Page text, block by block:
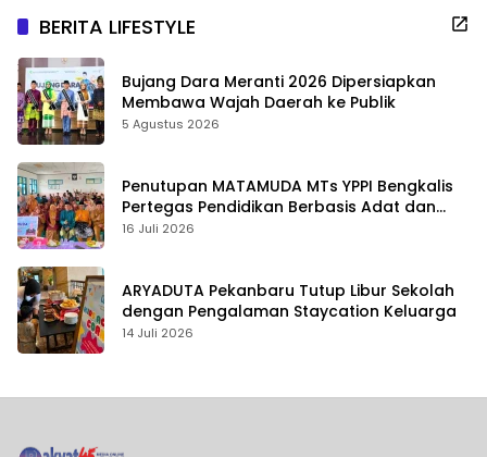
BERITA LIFESTYLE
Bujang Dara Meranti 2026 Dipersiapkan
Membawa Wajah Daerah ke Publik
5 Agustus 2026
Penutupan MATAMUDA MTs YPPI Bengkalis
Pertegas Pendidikan Berbasis Adat dan
Karakter
16 Juli 2026
ARYADUTA Pekanbaru Tutup Libur Sekolah
dengan Pengalaman Staycation Keluarga
14 Juli 2026